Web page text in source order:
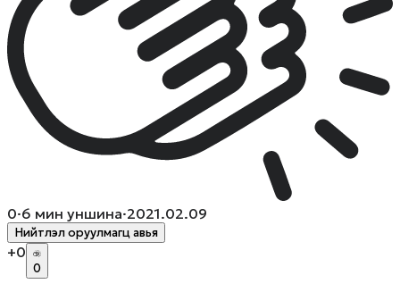
0·6 мин уншина·2021.02.09
Нийтлэл оруулмагц авья
+0
0